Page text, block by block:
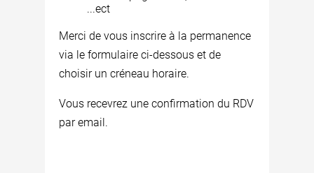
...ect
Merci de vous inscrire à la permanence
via le formulaire ci-dessous et de
choisir un créneau horaire.
Vous recevrez une confirmation du RDV
par email.